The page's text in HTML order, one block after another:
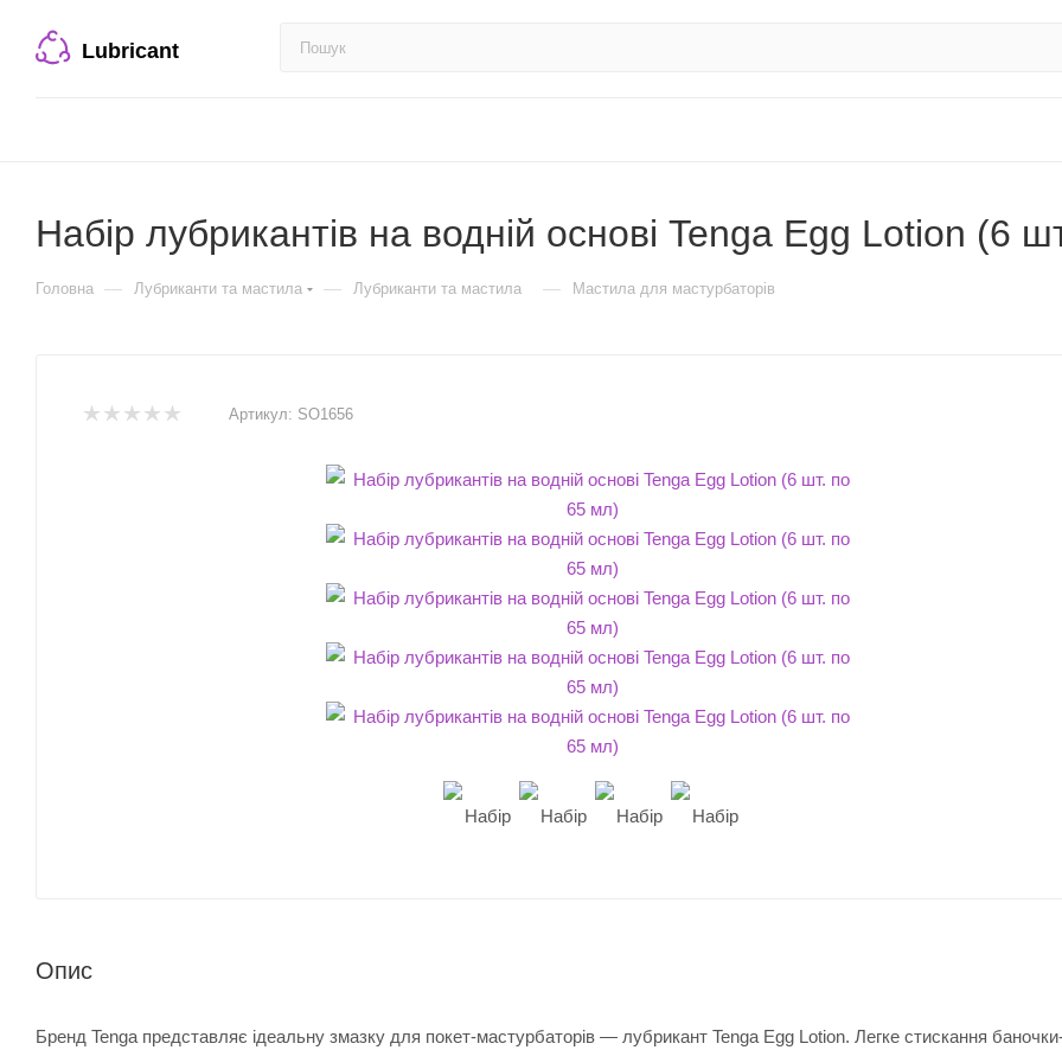
Lubricant
Набір лубрикантів на водній основі Tenga Egg Lotion (6
Головна — Лубриканти та мастила — Лубриканти та мастила — Мастила для мастурбаторів
Артикул: SO1656
Опис
Бренд Tenga представляє ідеальну змазку для покет-мастурбаторів — лубрикант Tenga Egg Lotion. Легке стискання